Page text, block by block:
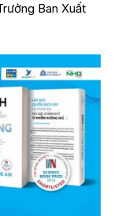
Ban Xuất